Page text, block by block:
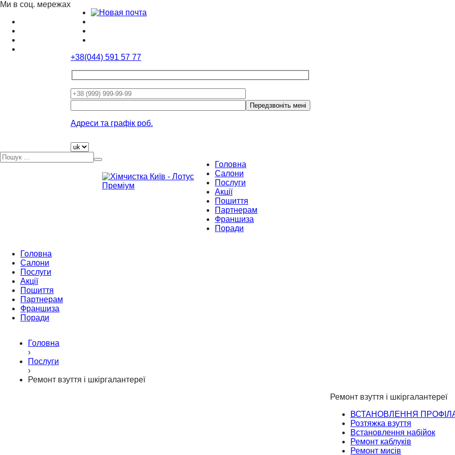
Ми в соц. мережах
+38(044) 591 57 77
leave
this
empty.
Адреси та графік роб.
Головна
Салони
Послуги
Акції
Пошиття
Партнерам
Франшиза
Поради
Головна
Салони
Послуги
Акції
Пошиття
Партнерам
Франшиза
Поради
Головна
›
Послуги
›
Ремонт взуття і шкіргалантереї
Ремонт взуття і шкіргалантереї
ВСТАНОВЛЕННЯ
Розтяжка взуття
Встановлення набійок
Ремонт каблуків
Ремонт мисів